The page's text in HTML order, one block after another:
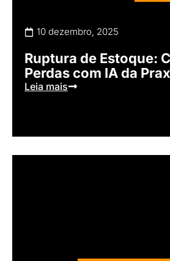
10 dezembro, 2025
Ruptura de Estoque:
Perdas com IA da Prax
Leia mais